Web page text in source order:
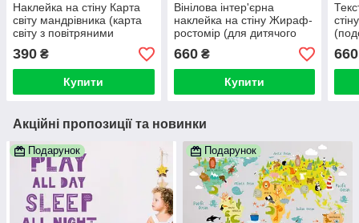
Наклейка на стіну Карта
світу мандрівника (карта
світу з повітряними
кулями)
390 ₴
Купити
Вінілова інтер'єрна
наклейка на стіну Жираф-
ростомір (для дитячого
садка, кімнати, школи)
660₴
Купити
660
Акційні пропозиції та новинки
Подарунок Подарунок